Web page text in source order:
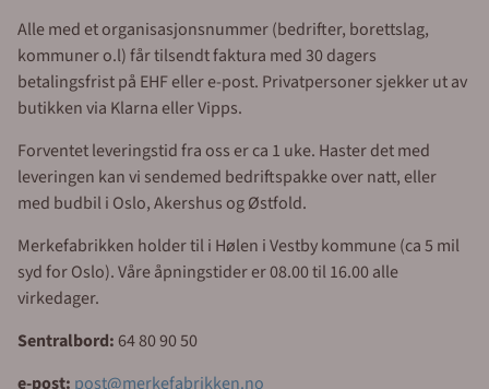
Alle med et organisasjonsnummer (bedrifter, borettslag,
kommuner o.l) får tilsendt faktura med 30 dagers
betalingsfrist på EHF eller e-post. Privatpersoner sjekker ut av
butikken via Klarna eller Vipps.
Forventet leveringstid fra oss er ca 1 uke. Haster det med
leveringen kan vi sendemed bedriftspakke over natt, eller
med budbil i Oslo, Akershus og Østfold.
Merkefabrikken holder til i Hølen i Vestby kommune (ca 5 mil
syd for Oslo). Våre åpningstider er 08.00 til 16.00 alle
virkedager.
Sentralbord: 64 80 90 50
e-post: post@merkefabrikken.no